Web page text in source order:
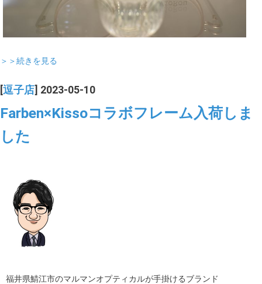
＞＞続きを見る
[逗子店] 2023-05-10
Farben×Kissoコラボフレーム入荷しま
した
福井県鯖江市のマルマンオプティカルが手掛けるブランド